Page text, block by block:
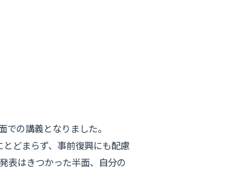
の講義となりました。
どまらず、事前復興にも配慮
表はきつかった半面、自分の